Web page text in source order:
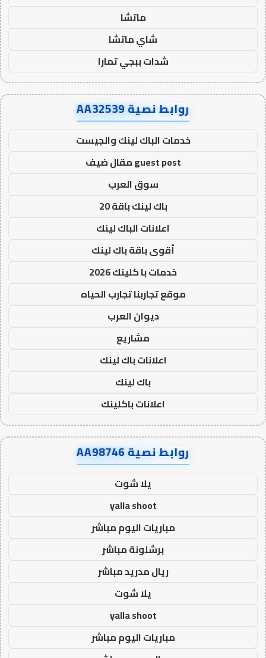
ماتشا
شاي ماتشا
شدات ببجي تمارا
روابط نصية AA32539
خدمات الباك لينك والجيست
guest post مقال ضيف
سوق العرب
باك لينك باقة 20
اعلانات الباك لينك
أقوى باقة باك لينك
خدمات با كلينك 2026
موقع تجاربنا تجارب الحياه
ديوان العرب
مشاريع
اعلانات باك لينك
باك لينك
اعلانات باكلينك
روابط نصية AA98746
يلا شوت
yalla shoot
مباريات اليوم مباشر
برشلونة مباشر
ريال مدريد مباشر
يلا شوت
yalla shoot
مباريات اليوم مباشر